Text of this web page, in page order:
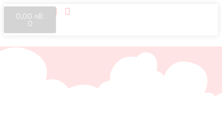
0,00 лв.
0